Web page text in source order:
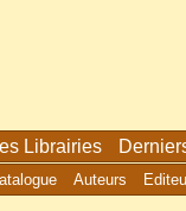
Librairies
Auteurs